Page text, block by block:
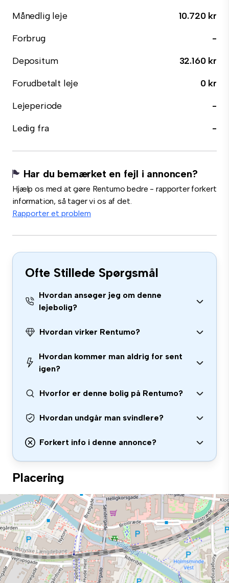
Månedlig leje
10.720 kr
Forbrug
-
Depositum
32.160 kr
Forudbetalt leje
0 kr
Lejeperiode
-
Ledig fra
-
Har du bemærket en fejl i annoncen?
Hjælp os med at gøre Rentumo bedre - rapporter forkert
information, så tager vi os af det.
Rapporter et problem
Ofte Stillede Spørgsmål
Hvordan ansøger jeg om denne
lejebolig?
Hvordan virker Rentumo?
Hvordan kommer man aldrig for sent
igen?
Hvorfor er denne bolig på Rentumo?
Hvordan undgår man svindlere?
Forkert info i denne annonce?
Placering